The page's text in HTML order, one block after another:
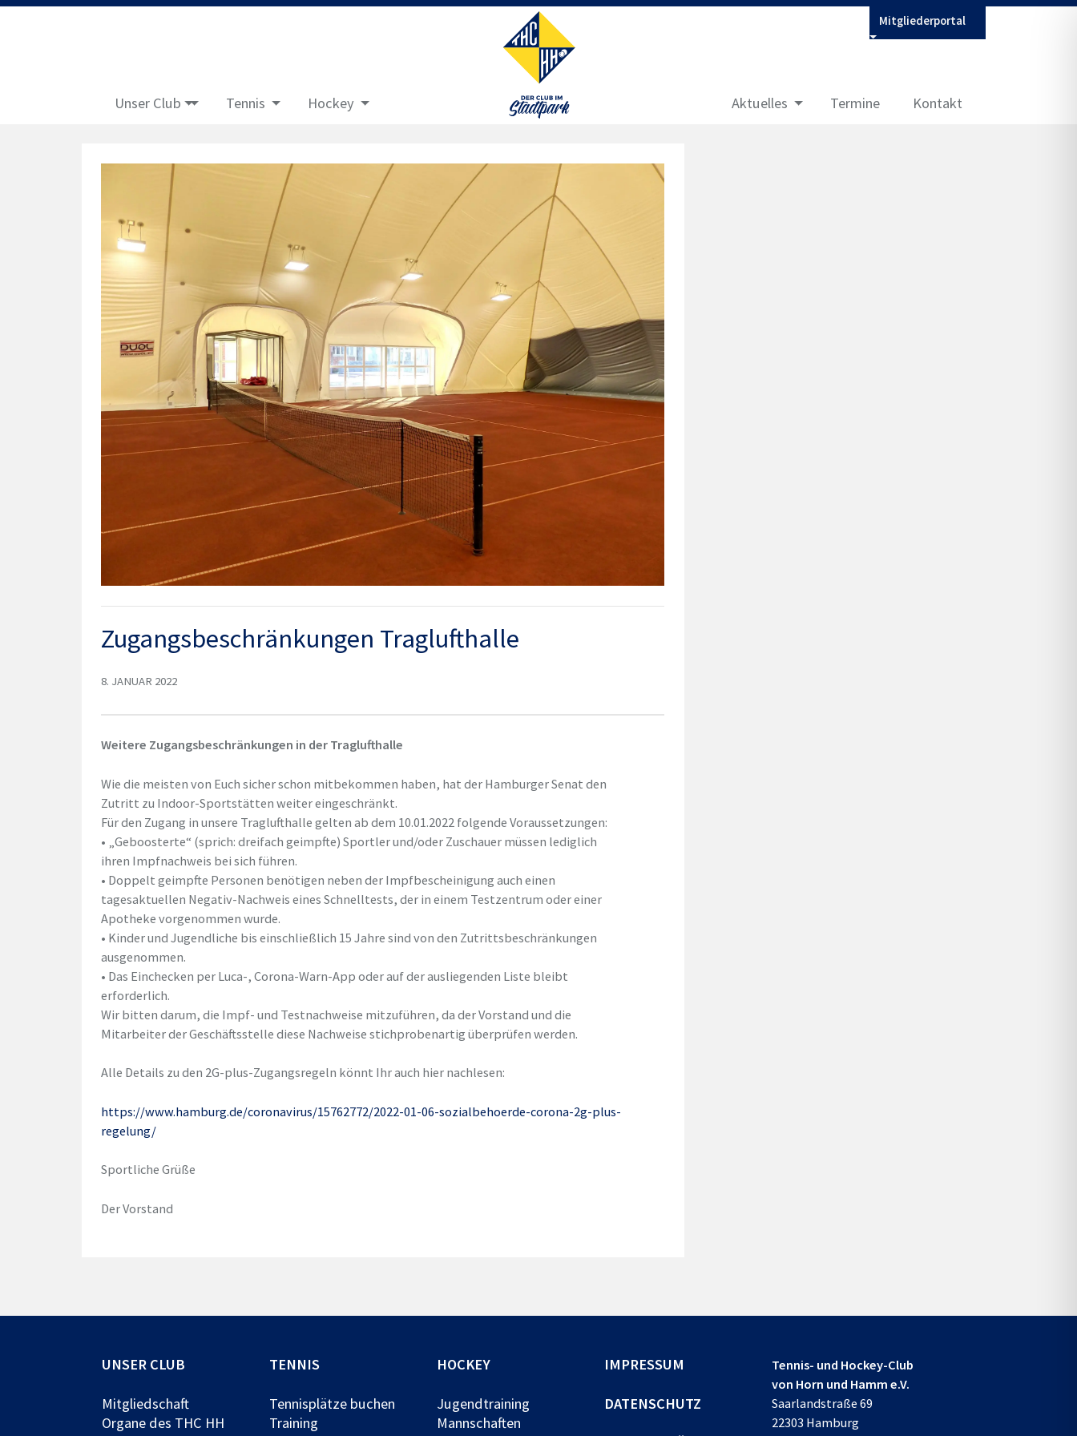
Unser Club Tennis Hockey
Mitgliederportal
Aktuelles Termine Kontakt
Zugangsbeschränkungen Traglufthalle
8. JANUAR 2022
Weitere Zugangsbeschränkungen in der Traglufthalle
Wie die meisten von Euch sicher schon mitbekommen haben, hat der Hamburger Senat den
Zutritt zu Indoor-Sportstätten weiter eingeschränkt.
Für den Zugang in unsere Traglufthalle gelten ab dem 10.01.2022 folgende Voraussetzungen:
• „Geboosterte“ (sprich: dreifach geimpfte) Sportler und/oder Zuschauer müssen lediglich
ihren Impfnachweis bei sich führen.
• Doppelt geimpfte Personen benötigen neben der Impfbescheinigung auch einen
tagesaktuellen Negativ-Nachweis eines Schnelltests, der in einem Testzentrum oder einer
Apotheke vorgenommen wurde.
• Kinder und Jugendliche bis einschließlich 15 Jahre sind von den Zutrittsbeschränkungen
ausgenommen.
• Das Einchecken per Luca-, Corona-Warn-App oder auf der ausliegenden Liste bleibt
erforderlich.
Wir bitten darum, die Impf- und Testnachweise mitzuführen, da der Vorstand und die
Mitarbeiter der Geschäftsstelle diese Nachweise stichprobenartig überprüfen werden.
Alle Details zu den 2G-plus-Zugangsregeln könnt Ihr auch hier nachlesen:
https://www.hamburg.de/coronavirus/15762772/2022-01-06-sozialbehoerde-corona-2g-plus-
regelung/
Sportliche Grüße
Der Vorstand
UNSER CLUB
Mitgliedschaft
Organe des THC HH
TENNIS
Tennisplätze buchen
Training
HOCKEY
Jugendtraining
Mannschaften
IMPRESSUM
DATENSCHUTZ
Tennis- und Hockey-Club
von Horn und Hamm e.V.
Saarlandstraße 69
22303 Hamburg